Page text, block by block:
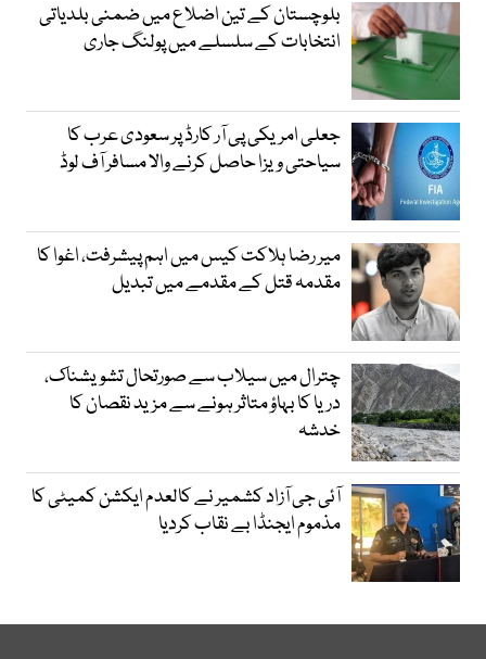
بلوچستان کے تین اضلاع میں ضمنی بلدیاتی
انتخابات کے سلسلے میں پولنگ جاری
جعلی امریکی پی آر کارڈ پر سعودی عرب کا
سیاحتی ویزا حاصل کرنے والا مسافر آف لوڈ
میر رضا ہلاکت کیس میں اہم پیشرفت، اغوا کا
مقدمہ قتل کے مقدمے میں تبدیل
چترال میں سیلاب سے صورتحال تشویشناک،
دریا کا بہاؤ متاثر ہونے سے مزید نقصان کا
خدشہ
آئی جی آزاد کشمیر نے کالعدم ایکشن کمیٹی کا
مذموم ایجنڈا بے نقاب کردیا